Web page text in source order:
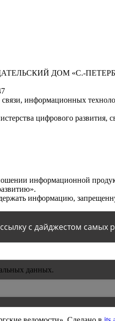
ДОМ «С.-
информационных
цифрового развития,
информационной
информацию,
с дайджестом самых
данных.